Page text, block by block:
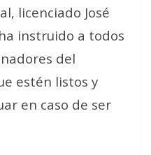
licenciado José
instruido a todos
del
estén listos y
en caso de ser